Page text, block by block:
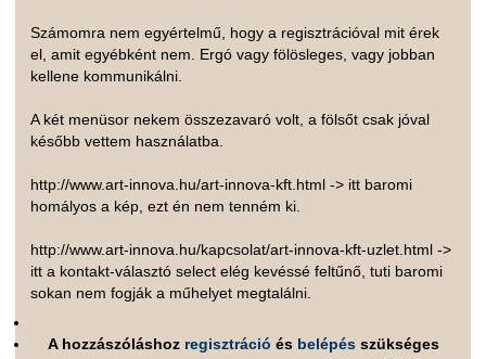
Számomra nem egyértelmű, hogy a regisztrációval mit érek
el, amit egyébként nem. Ergó vagy fölösleges, vagy jobban
kellene kommunikálni.
A két menüsor nekem összezavaró volt, a fölsőt csak jóval
később vettem használatba.
http://www.art-innova.hu/art-innova-kft.html -> itt baromi
homályos a kép, ezt én nem tenném ki.
http://www.art-innova.hu/kapcsolat/art-innova-kft-uzlet.html ->
itt a kontakt-választó select elég kevéssé feltűnő, tuti baromi
sokan nem fogják a műhelyet megtalálni.
A hozzászóláshoz regisztráció és belépés szükséges